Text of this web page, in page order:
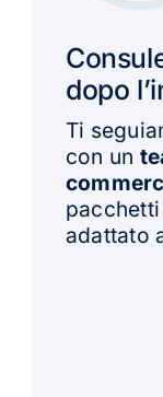
dopo
Ti
con un
adattato